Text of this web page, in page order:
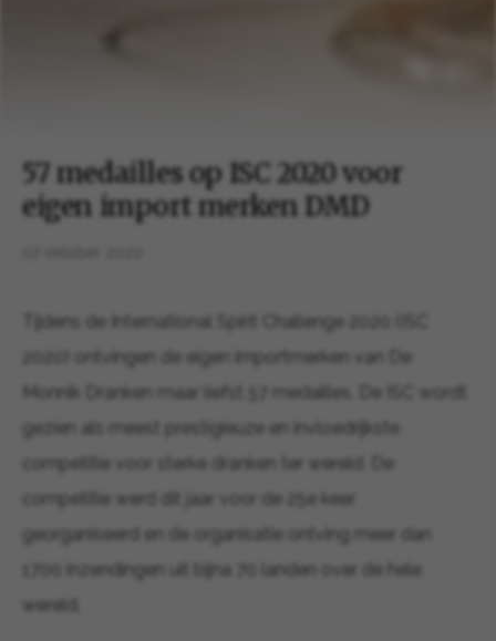
57 medailles op ISC 2020 voor
eigen import merken DMD
Tijdens de International Spirit Challenge 2020 (ISC
2020) ontvingen de eigen importmerken van De
Monnik Dranken maar liefst 57 medailles. De ISC wordt
gezien als meest prestigieuze en invloedrijkste
competitie voor sterke dranken ter wereld. De
competitie werd dit jaar voor de 25e keer
georganiseerd en de organisatie ontving meer dan
1700 inzendingen uit bijna 70 landen over de hele
wereld.